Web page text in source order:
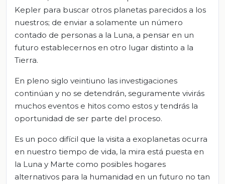
Kepler para buscar otros planetas parecidos a los
nuestros; de enviar a solamente un número
contado de personas a la Luna, a pensar en un
futuro establecernos en otro lugar distinto a la
Tierra.
En pleno siglo veintiuno las investigaciones
continúan y no se detendrán, seguramente vivirás
muchos eventos e hitos como estos y tendrás la
oportunidad de ser parte del proceso.
Es un poco difícil que la visita a exoplanetas ocurra
en nuestro tiempo de vida, la mira está puesta en
la Luna y Marte como posibles hogares
alternativos para la humanidad en un futuro no tan